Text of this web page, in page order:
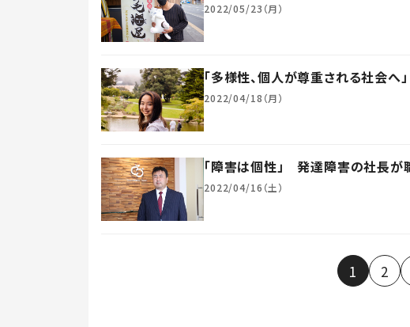
2022/05/23（月）
「多様性、個人が尊重される社会へ
2022/04/18（月）
「障害は個性」 発達障害の社長が
2022/04/16（土）
1 2